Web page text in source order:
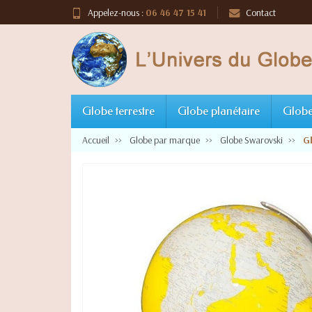
Appelez-nous : 06 46 47 15 41 Contact
Globe terrestre Globe planétaire
Accueil Globe par marque Globe Swarovski